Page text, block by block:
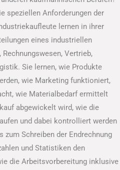
speziellen Anforderungen der
lernen in ihrer
eines industriellen
Vertrieb,
Sie lernen, wie Produkte
wie Marketing funktioniert,
wie Materialbedarf ermittelt
abgewickelt wird, wie die
und dabei kontrolliert werden
zum Schreiben der Endrechnung
und Statistiken den
die Arbeitsvorbereitung inklusive